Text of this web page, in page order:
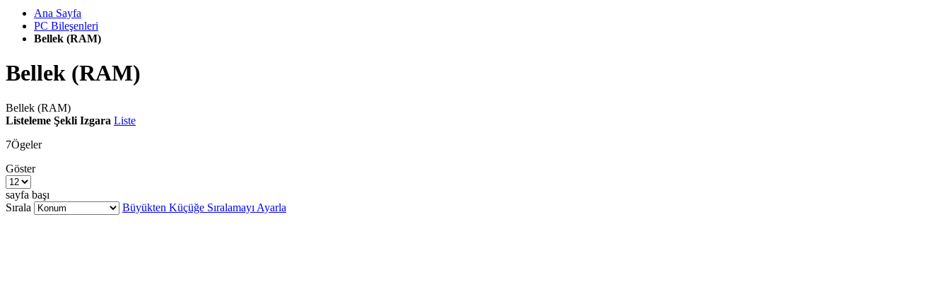
Ana Sayfa
PC Bileşenleri
Bellek (RAM)
Bellek (RAM)
Bellek (RAM)
Listeleme Şekli Izgara Liste
7Ögeler
Göster
sayfa başı
Sırala
Büyükten Küçüğe Sıralamayı Ayarla